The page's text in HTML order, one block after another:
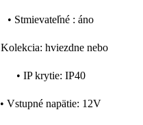
• Stmievateľné : áno
Kolekcia: hviezdne nebo
• IP krytie: IP40
• Vstupné napätie: 12V